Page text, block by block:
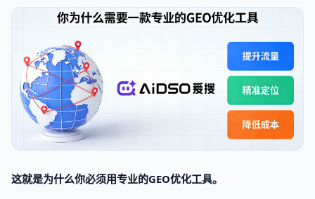
这就是为什么你必须用专业的GEO优化工具。